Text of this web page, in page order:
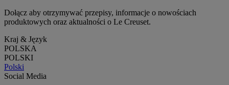
Dołącz aby otrzymywać przepisy, informacje o nowościach
produktowych oraz aktualności o Le Creuset.
Kraj & Język
POLSKA
POLSKI
Polski
Social Media